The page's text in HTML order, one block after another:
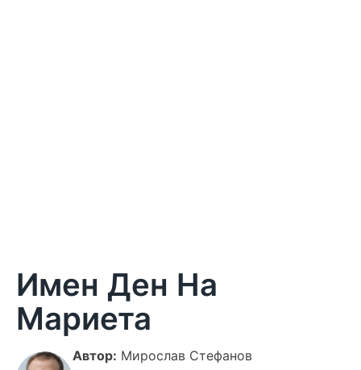
Имен Ден На
Мариета
Автор: Мирослав Стефанов